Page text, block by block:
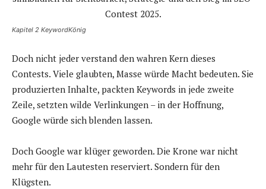
Kapitel 2 KeywordKönig
Doch nicht jeder verstand den wahren Kern dieses
Contests. Viele glaubten, Masse würde Macht bedeuten. Sie
produzierten Inhalte, packten Keywords in jede zweite
Zeile, setzten wilde Verlinkungen – in der Hoffnung,
Google würde sich blenden lassen.
Doch Google war klüger geworden. Die Krone war nicht
mehr für den Lautesten reserviert. Sondern für den
Klügsten.